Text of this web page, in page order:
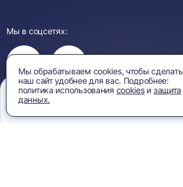
ЗАКРЫТЬ
ЗАКРЫТЬ
ЗАКРЫТЬ
Мы обрабатываем cookies, чтобы сделать
наш сайт удобнее для вас. Подробнее:
политика использования cookiesи защита
данных.
Мы в соцсетях:
Вы
перейдете
группу
Одноклассники
Вы
в
группу
ВКонтакте
Смотрите видео:
Вы